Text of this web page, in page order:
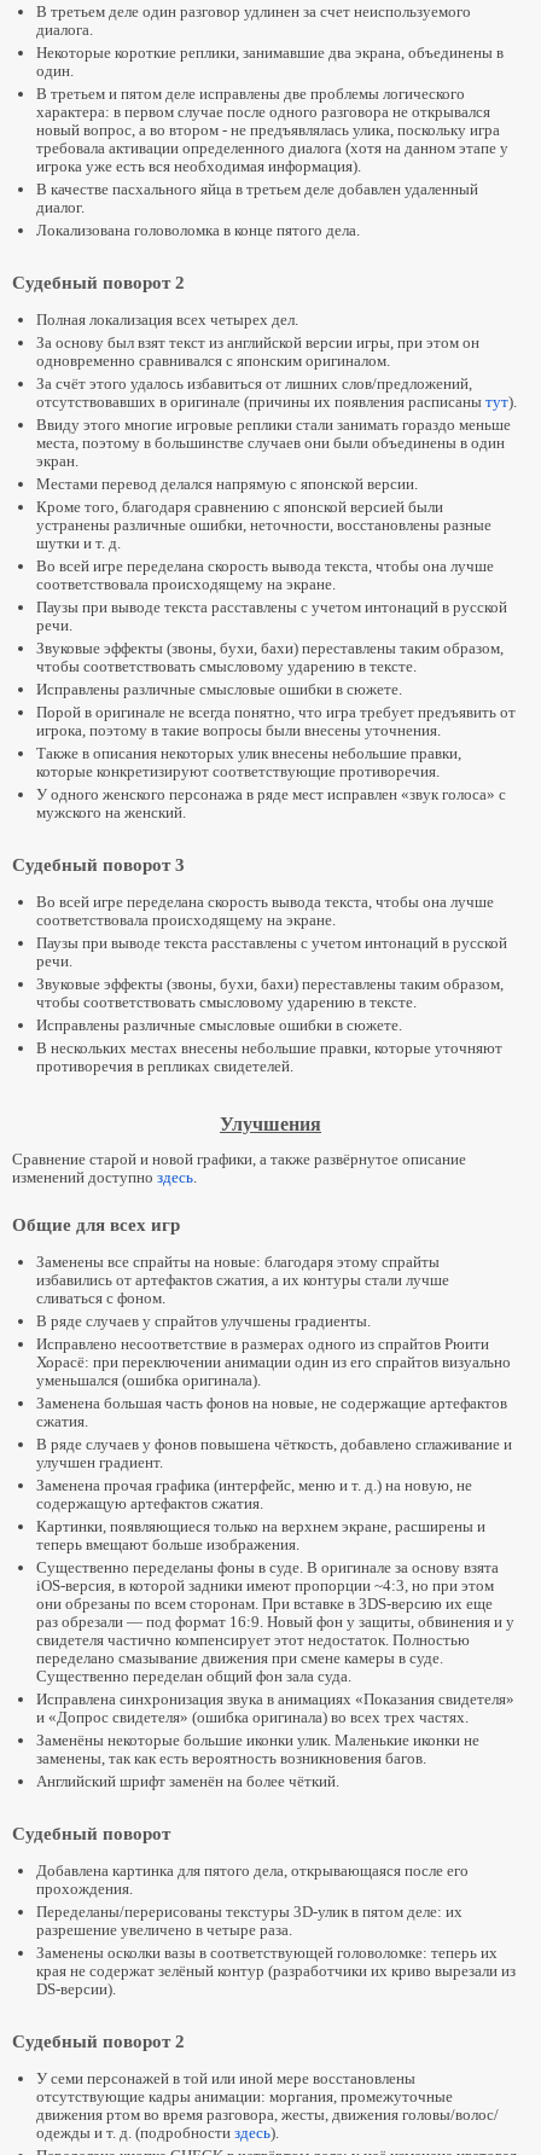
Metal Gear Solid 2: Substance
Silent Hill 2: Director’s Cut
The Elder Scrolls III: Morrowind
Enter the Matrix
Quake
Resident Evil
Resident Evil 2
Resident Evil 3: Nemesis
Прочее
История создания Crash Bandicoot
Странная, но правдивая история перевода
MGS на английский
Обратная связь
Закрыть
В третьем деле один разговор удлинен за счет неиспользуемого
диалога.
Некоторые короткие реплики, занимавшие два экрана, объединены в
один.
В третьем и пятом деле исправлены две проблемы логического
характера: в первом случае после одного разговора не открывался
новый вопрос, а во втором - не предъявлялась улика, поскольку игра
требовала активации определенного диалога (хотя на данном этапе у
игрока уже есть вся необходимая информация).
В качестве пасхального яйца в третьем деле добавлен удаленный
диалог.
Локализована головоломка в конце пятого дела.
Судебный поворот 2
Полная локализация всех четырех дел.
За основу был взят текст из английской версии игры, при этом он
одновременно сравнивался с японским оригиналом.
За счёт этого удалось избавиться от лишних слов/предложений,
отсутствовавших в оригинале (причины их появления расписаны тут).
Ввиду этого многие игровые реплики стали занимать гораздо меньше
места, поэтому в большинстве случаев они были объединены в один
экран.
Местами перевод делался напрямую с японской версии.
Кроме того, благодаря сравнению с японской версией были
устранены различные ошибки, неточности, восстановлены разные
шутки и т. д.
Во всей игре переделана скорость вывода текста, чтобы она лучше
соответствовала происходящему на экране.
Паузы при выводе текста расставлены с учетом интонаций в русской
речи.
Звуковые эффекты (звоны, бухи, бахи) переставлены таким образом,
чтобы соответствовать смысловому ударению в тексте.
Исправлены различные смысловые ошибки в сюжете.
Порой в оригинале не всегда понятно, что игра требует предъявить от
игрока, поэтому в такие вопросы были внесены уточнения.
Также в описания некоторых улик внесены небольшие правки,
которые конкретизируют соответствующие противоречия.
У одного женского персонажа в ряде мест исправлен «звук голоса» с
мужского на женский.
Судебный поворот 3
Во всей игре переделана скорость вывода текста, чтобы она лучше
соответствовала происходящему на экране.
Паузы при выводе текста расставлены с учетом интонаций в русской
речи.
Звуковые эффекты (звоны, бухи, бахи) переставлены таким образом,
чтобы соответствовать смысловому ударению в тексте.
Исправлены различные смысловые ошибки в сюжете.
В нескольких местах внесены небольшие правки, которые уточняют
противоречия в репликах свидетелей.
Улучшения
Сравнение старой и новой графики, а также развёрнутое описание
изменений доступно здесь
Общие для всех игр
Заменены все спрайты на новые: благодаря этому спрайты
избавились от артефактов сжатия, а их контуры стали лучше
сливаться с фоном.
В ряде случаев у спрайтов улучшены градиенты.
Исправлено несоответствие в размерах одного из спрайтов Рюити
Хорасё: при переключении анимации один из его спрайтов визуально
уменьшался (ошибка оригинала).
Заменена большая часть фонов на новые, не содержащие артефактов
сжатия.
В ряде случаев у фонов повышена чёткость, добавлено сглаживание и
улучшен градиент.
Заменена прочая графика (интерфейс, меню и т. д.) на новую, не
содержащую артефактов сжатия.
Картинки, появляющиеся только на верхнем экране, расширены и
теперь вмещают больше изображения.
Существенно переделаны фоны в суде. В оригинале за основу взята
iOS-версия, в которой задники имеют пропорции ~4:3, но при этом
они обрезаны по всем сторонам. При вставке в 3DS-версию их еще
раз обрезали — под формат 16:9. Новый фон у защиты, обвинения и у
свидетеля частично компенсирует этот недостаток. Полностью
переделано смазывание движения при смене камеры в суде.
Существенно переделан общий фон зала суда.
Исправлена синхронизация звука в анимациях «Показания свидетеля»
и «Допрос свидетеля» (ошибка оригинала) во всех трех частях.
Заменёны некоторые большие иконки улик. Маленькие иконки не
заменены, так как есть вероятность возникновения багов.
Английский шрифт заменён на более чёткий.
Судебный поворот
Добавлена картинка для пятого дела, открывающаяся после его
прохождения.
Переделаны/перерисованы текстуры 3D-улик в пятом деле: их
разрешение увеличено в четыре раза.
Заменены осколки вазы в соответствующей головоломке: теперь их
края не содержат зелёный контур (разработчики их криво вырезали из
DS-версии).
Судебный поворот 2
У семи персонажей в той или иной мере восстановлены
отсутствующие кадры анимации: моргания, промежуточные
движения ртом во время разговора, жесты, движения головы/волос/
одежды и т. д. (подробности здесь).